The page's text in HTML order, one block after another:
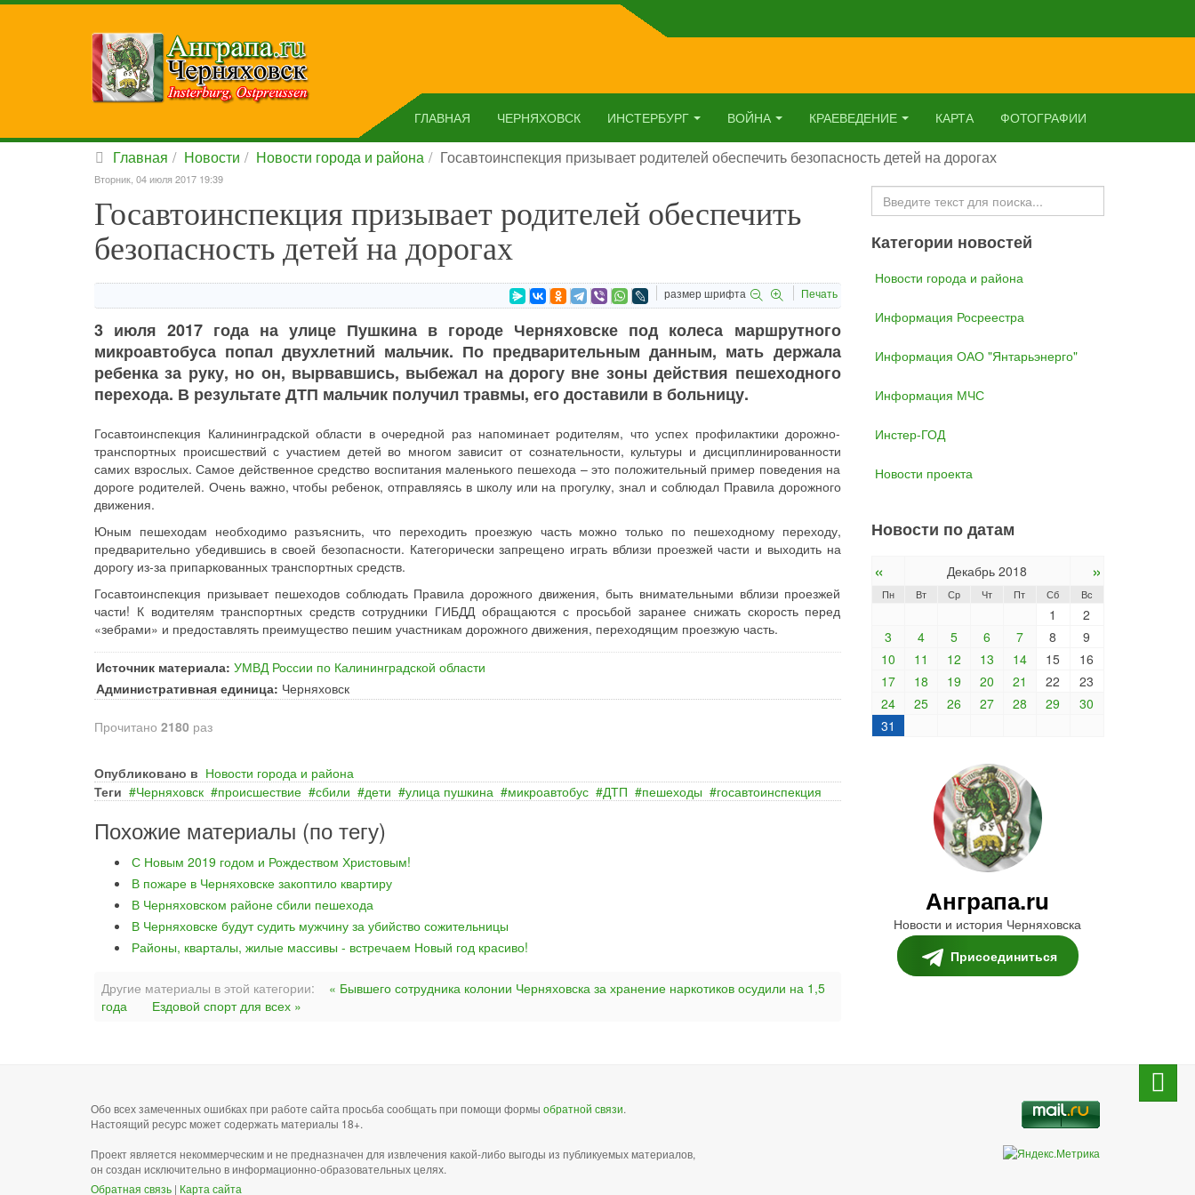
ГЛАВНАЯ ЧЕРНЯХОВСК ИНСТЕРБУРГ ВОЙНА КРАЕВЕДЕНИЕ КАРТА ФОТОГРАФИИ
Главная Новости Новости города и района Госавтоинспекция призывает родителей обеспечить безопасность детей на дорогах
Вторник, 04 июля 2017 19:39
Госавтоинспекция призывает родителей обеспечить
безопасность детей на дорогах
размер шрифта Печать
3 июля 2017 года на улице Пушкина в городе Черняховске под колеса маршрутного
микроавтобуса попал двухлетний мальчик. По предварительным данным, мать держала
ребенка за руку, но он, вырвавшись, выбежал на дорогу вне зоны действия пешеходного
перехода. В результате ДТП мальчик получил травмы, его доставили в больницу.
Госавтоинспекция Калининградской области в очередной раз напоминает родителям, что успех профилактики дорожно-
транспортных происшествий с участием детей во многом зависит от сознательности, культуры и дисциплинированности
самих взрослых. Самое действенное средство воспитания маленького пешехода – это положительный пример поведения на
дороге родителей. Очень важно, чтобы ребенок, отправляясь в школу или на прогулку, знал и соблюдал Правила дорожного
движения.
Юным пешеходам необходимо разъяснить, что переходить проезжую часть можно только по пешеходному переходу,
предварительно убедившись в своей безопасности. Категорически запрещено играть вблизи проезжей части и выходить на
дорогу из-за припаркованных транспортных средств.
Госавтоинспекция призывает пешеходов соблюдать Правила дорожного движения, быть внимательными вблизи проезжей
части! К водителям транспортных средств сотрудники ГИБДД обращаются с просьбой заранее снижать скорость перед
«зебрами» и предоставлять преимущество пешим участникам дорожного движения, переходящим проезжую часть.
Источник материала: УМВД России по Калининградской области
Административная единица: Черняховск
Прочитано 2180 раз
Опубликовано в Новости города и района
Теги
Черняховск происшествие сбили дети улица пушкина микроавтобус ДТП пешеходы госавтоинспекция
Похожие материалы (по тегу)
С Новым 2019 годом и Рождеством Христовым!
В пожаре в Черняховске закоптило квартиру
В Черняховском районе сбили пешехода
В Черняховске будут судить мужчину за убийство сожительницы
Районы, кварталы, жилые массивы - встречаем Новый год красиво!
Другие материалы в этой категории:
« Бывшего сотрудника колонии Черняховска за хранение наркотиков осудили на 1,5
года
Ездовой спорт для всех »
Искать...
Категории новостей
Новости города и района
Информация Росреестра
Информация ОАО "Янтарьэнерго"
Информация МЧС
Инстер-ГОД
Новости проекта
Новости по датам
« Декабрь 2018 »
Пн Вт Ср Чт Пт Сб Вс
1
2
3
4 5 6 7 8
9
10
11 12 13 14 15
16
17
18 19 20 21 22
23
24
25 26 27 28 29
30
31
Анграпа.ru
Новости и история Черняховска
Присоединиться
Обо всех замеченных ошибках при работе сайта просьба сообщать при помощи формы обратной связи.
Настоящий ресурс может содержать материалы 18+.
Проект является некоммерческим и не предназначен для извлечения какой-либо выгоды из публикуемых материалов,
он создан исключительно в информационно-образовательных целях.
Обратная связь | Карта сайта